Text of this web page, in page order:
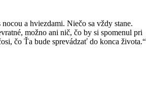
a hviezdami. Niečo sa vždy stane.
možno ani nič, čo by si spomenul pri
čo Ťa bude sprevádzať do konca života.